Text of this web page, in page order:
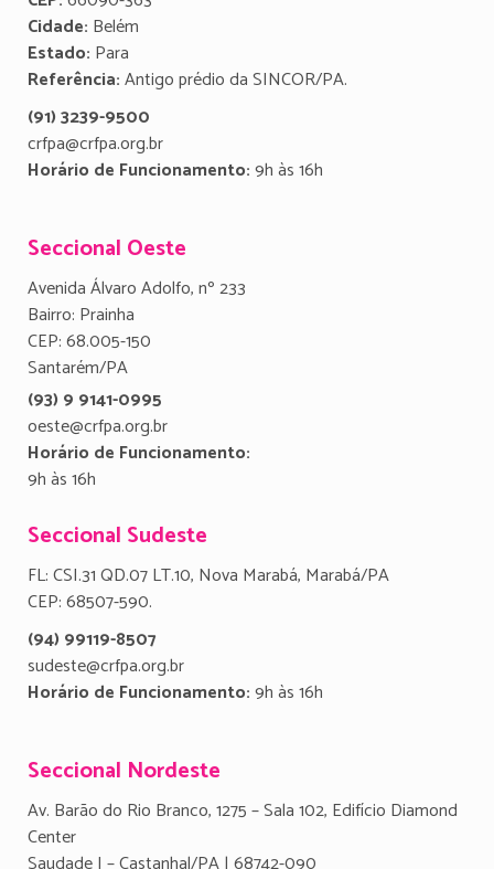
Cidade: Belém
Estado: Para
Referência:Antigo prédio da SINCOR/PA.
(91) 3239-9500
crfpa@crfpa.org.br
Horário de Funcionamento:9h às 16h
Seccional Oeste
Avenida Álvaro Adolfo, nº 233
Bairro: Prainha
CEP: 68.005-150
Santarém/PA
(93) 9 9141-0995
oeste@crfpa.org.br
Horário de Funcionamento:
9h às 16h
Seccional Sudeste
FL: CSI.31 QD.07 LT.10, Nova Marabá, Marabá/PA
CEP: 68507-590.
(94) 99119-8507
sudeste@crfpa.org.br
Horário de Funcionamento:9h às 16h
Seccional Nordeste
Av. Barão do Rio Branco, 1275 – Sala 102, Edifício Diamond
Center